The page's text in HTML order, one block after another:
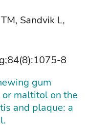
Sandvik L,
8
gum
maltitol on the
and plaque: a